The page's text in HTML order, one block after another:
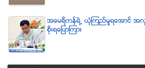
အေမရိကန္ရဲ႕ ယံုၾကည္မႈရေအာင္ အ
စုိးရေျပာၾကား